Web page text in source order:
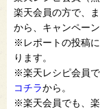
楽天会員の方で、
から、キャンペー
※レポートの投稿
ります。
※楽天レシピ会員
コチラから。
※楽天会員でも、